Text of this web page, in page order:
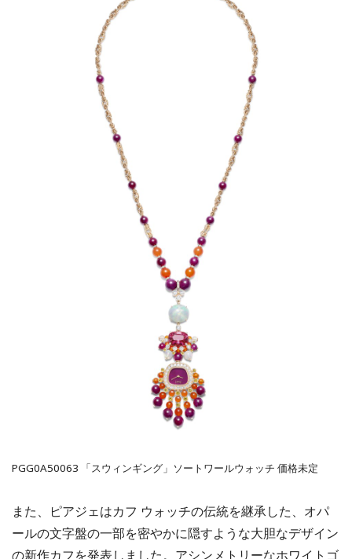
PGG0A50063 「スウィンギング」ソートワールウォッチ 価格未定
また、ピアジェはカフ ウォッチの伝統を継承した、オパ
ールの文字盤の一部を密やかに隠すような大胆なデザイン
の新作カフを発表しました。アシンメトリーなホワイトゴ